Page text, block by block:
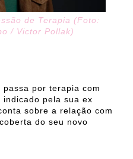
de Terapia (Foto:
/ Victor Pollak)
passa por terapia com
pela sua ex
sobre a relação com
do seu novo